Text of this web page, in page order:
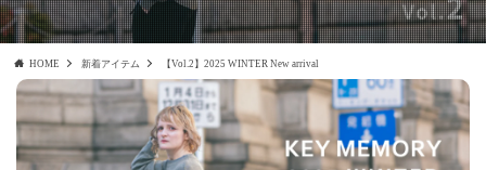
HOME 新着アイテム 【Vol.2】2025 WINTER New arrival